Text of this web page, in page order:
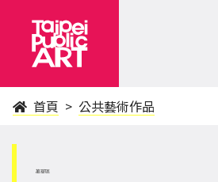
首頁 公共藝術作品
萬華區